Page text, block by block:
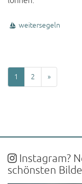
weitersegeln
1 2 »
Instagram?
schönsten